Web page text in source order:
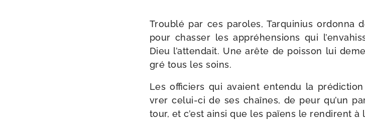
Troublé par ces paroles, Tarquinius ordon­na
pour chas­ser les appré­hen­sions qui
Dieu l’attendait. Une arête de pois­son lui
gré tous les soins.
Les offi­ciers qui avaient enten­du la
vrer celui-​ci de ses chaînes, de peur qu’un
tour, et c’est ain­si que les païens le ren­dirent à